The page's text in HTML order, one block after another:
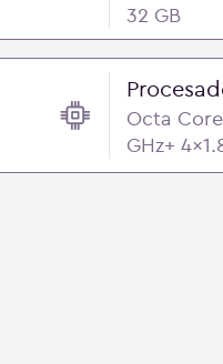
32 GB
Octa
GHz+
MediaTek